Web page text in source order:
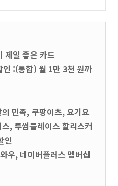
제일 좋은 카드
:(통합) 월 1만 3천 원까
민족, 쿠팡이츠, 요기요
, 투썸플레이스 할리스커
인
우, 네이버플러스 멤버십